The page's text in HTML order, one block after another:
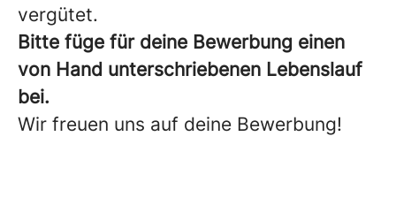
vergütet.
Bitte füge für deine Bewerbung einen
von Hand unterschriebenen Lebenslauf
bei.
Wir freuen uns auf deine Bewerbung!